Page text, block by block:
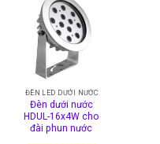
ĐÈN LED DƯỚI NƯỚC
Đèn dưới nước
HDUL-16x4W cho
đài phun nước